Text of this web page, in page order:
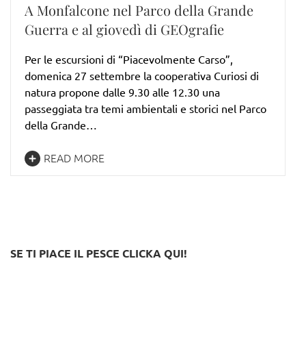
A Monfalcone nel Parco della Grande
Guerra e al giovedì di GEOgrafie
Per le escursioni di “Piacevolmente Carso”,
domenica 27 settembre la cooperativa Curiosi di
natura propone dalle 9.30 alle 12.30 una
passeggiata tra temi ambientali e storici nel Parco
della Grande…
READ MORE
SE TI PIACE IL PESCE CLICKA QUI!